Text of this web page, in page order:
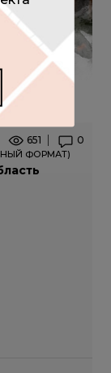
651 0
ФОРМАТ)